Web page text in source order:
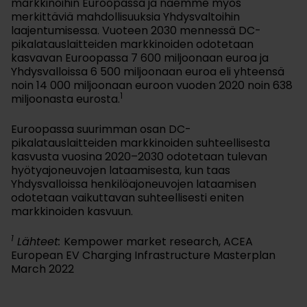
merkittäviä mahdollisuuksia Yhdysvaltoihin
laajentumisessa. Vuoteen 2030 mennessä DC-
pikalatauslaitteiden markkinoiden odotetaan
kasvavan Euroopassa 7 600 miljoonaan euroa ja
Yhdysvalloissa 6 500 miljoonaan euroa eli yhteensä
noin 14 000 miljoonaan euroon vuoden 2020 noin 638
miljoonasta eurosta.1
Euroopassa suurimman osan DC-
pikalatauslaitteiden markkinoiden suhteellisesta
kasvusta vuosina 2020–2030 odotetaan tulevan
hyötyajoneuvojen lataamisesta, kun taas
Yhdysvalloissa henkilöajoneuvojen lataamisen
odotetaan vaikuttavan suhteellisesti eniten
markkinoiden kasvuun.
1 Lähteet: Kempower market research, ACEA
European EV Charging Infrastructure Masterplan
March 2022